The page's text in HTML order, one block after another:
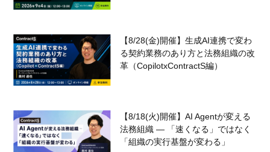
【8/28(金)開催】生成AI連携で変わ
る契約業務のあり方と法務組織の改
革（CopilotxContractS編）
【8/18(火)開催】AI Agentが変える
法務組織 — 「速くなる」ではなく
「組織の実行基盤が変わる」